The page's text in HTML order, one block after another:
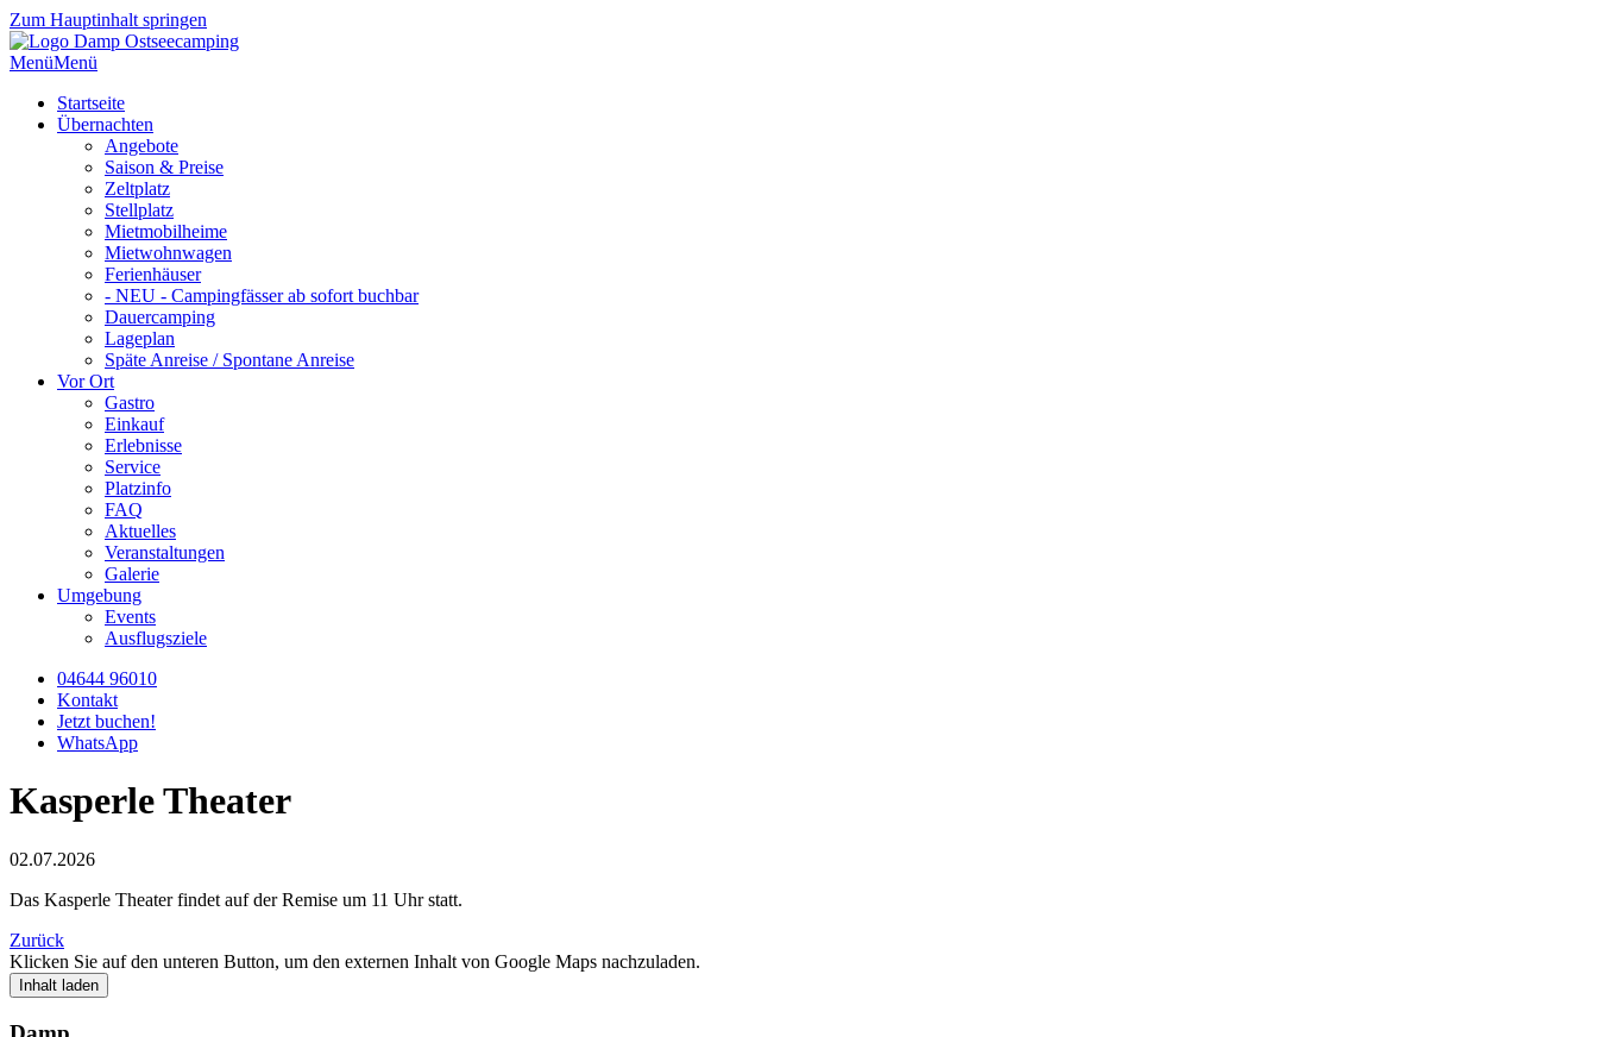
Zum Hauptinhalt springen
MenüMenü
Startseite
Übernachten
Angebote
Saison & Preise
Zeltplatz
Stellplatz
Mietmobilheime
Mietwohnwagen
Ferienhäuser
- NEU - Campingfässer ab sofort buchbar
Dauercamping
Lageplan
Späte Anreise / Spontane Anreise
Vor Ort
Gastro
Einkauf
Erlebnisse
Service
Platzinfo
FAQ
Aktuelles
Veranstaltungen
Galerie
Umgebung
Events
Ausflugsziele
04644 96010
Kontakt
Jetzt buchen!
WhatsApp
Kasperle Theater
02.07.2026
Das Kasperle Theater findet auf der Remise um 11 Uhr statt.
Zurück
Klicken Sie auf den unteren Button, um den externen Inhalt von Google Maps nachzuladen.
Inhalt laden